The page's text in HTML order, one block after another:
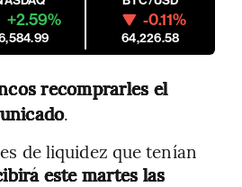
+2.59% -0.11%
64,226.58
recomprarles el
.
de liquidez que tenían
este martes las